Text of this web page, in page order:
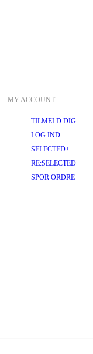
MY ACCOUNT
TILMELD DIG
LOG IND
SELECTED+
RE:SELECTED
SPOR ORDRE